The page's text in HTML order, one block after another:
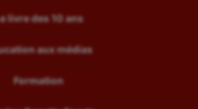
livre des 10 ans
aux médias
Formation